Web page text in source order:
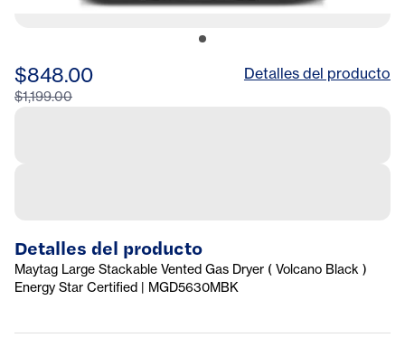
$848.00
$1,199.00
Detalles del producto
Detalles del producto
Maytag Large Stackable Vented Gas Dryer ( Volcano Black )
Energy Star Certified | MGD5630MBK